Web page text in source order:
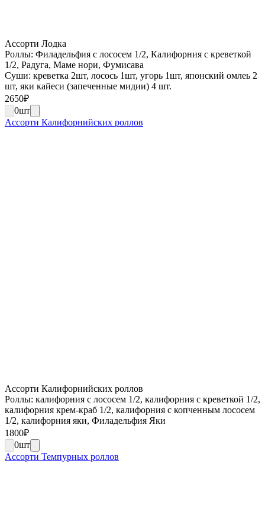
Ассорти Лодка
Роллы: Филадельфия с лососем 1/2, Калифорния с креветкой
1/2, Радуга, Маме нори, Фумисава
Суши: креветка 2шт, лосось 1шт, угорь 1шт, японский омлеь 2
шт, яки кайеси (запеченные мидии) 4 шт.
2650₽
0шт
Ассорти Калифорнийских роллов
Ассорти Калифорнийских роллов
Роллы: калифорния с лососем 1/2, калифорния с креветкой 1/2,
калифорния крем-краб 1/2, калифорния с копченным лососем
1/2, калифорния яки, Филадельфия Яки
1800₽
0шт
Ассорти Темпурных роллов